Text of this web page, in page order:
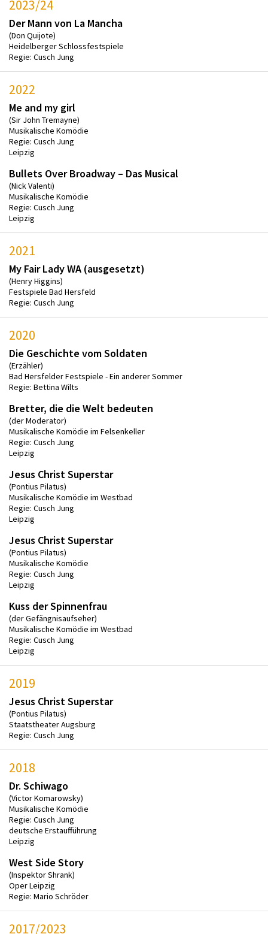
2023/24
Der Mann von La Mancha
(Don Quijote)
Heidelberger Schlossfestspiele
Regie: Cusch Jung
2022
Me and my girl
(Sir John Tremayne)
Musikalische Komödie
Regie: Cusch Jung
Leipzig
Bullets Over Broadway – Das Musical
(Nick Valenti)
Musikalische Komödie
Regie: Cusch Jung
Leipzig
2021
My Fair Lady WA (ausgesetzt)
(Henry Higgins)
Festspiele Bad Hersfeld
Regie: Cusch Jung
2020
Die Geschichte vom Soldaten
(Erzähler)
Bad Hersfelder Festspiele - Ein anderer Sommer
Regie: Bettina Wilts
Bretter, die die Welt bedeuten
(der Moderator)
Musikalische Komödie im Felsenkeller
Regie: Cusch Jung
Leipzig
Jesus Christ Superstar
(Pontius Pilatus)
Musikalische Komödie im Westbad
Regie: Cusch Jung
Leipzig
Jesus Christ Superstar
(Pontius Pilatus)
Musikalische Komödie
Regie: Cusch Jung
Leipzig
Kuss der Spinnenfrau
(der Gefängnisaufseher)
Musikalische Komödie im Westbad
Regie: Cusch Jung
Leipzig
2019
Jesus Christ Superstar
(Pontius Pilatus)
Staatstheater Augsburg
Regie: Cusch Jung
2018
Dr. Schiwago
(Victor Komarowsky)
Musikalische Komödie
Regie: Cusch Jung
deutsche Erstaufführung
Leipzig
West Side Story
(Inspektor Shrank)
Oper Leipzig
Regie: Mario Schröder
2017/2023